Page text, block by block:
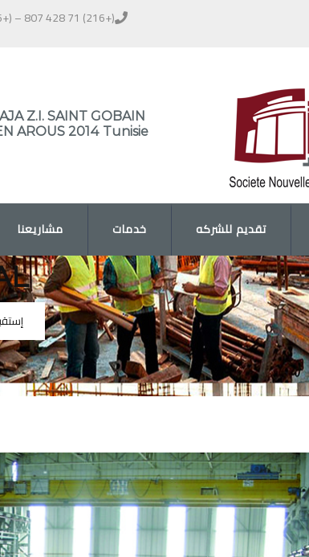
(+216) 71 428 807 – (+216) 71 428 851
Z.I. SAINT GOBAIN
AROUS 2014 Tunisie
تقديم للشركه خدمات مشاريعنا